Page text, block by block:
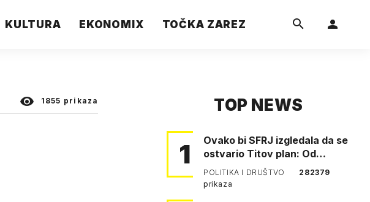
KULTURA EKONOMIX TOČKA ZAREZ
1855 prikaza TOP NEWS
1
Ovako bi SFRJ izgledala da se
ostvario Titov plan: Od
Klagenfurta do Istanbula!
POLITIKA I DRUŠTVO
282379
prikaza